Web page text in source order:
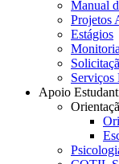
Manual
Projetos
Estágios
Monitoria
Serviços
Apoio